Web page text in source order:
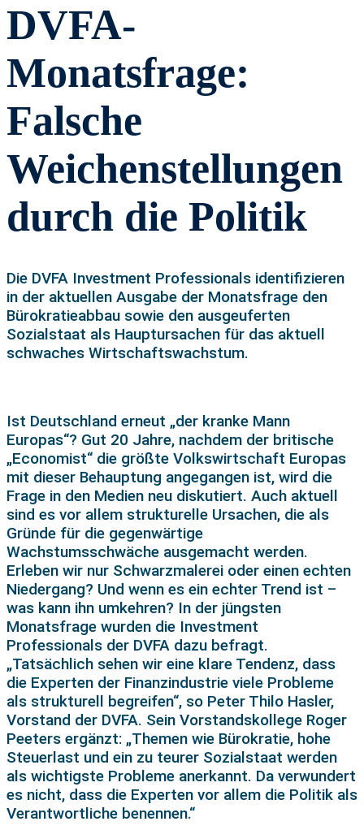
DVFA-
Monatsfrage:
Falsche
Weichenstellungen
durch die Politik
Die DVFA Investment Professionals identifizieren
in der aktuellen Ausgabe der Monatsfrage den
Bürokratieabbau sowie den ausgeuferten
Sozialstaat als Hauptursachen für das aktuell
schwaches Wirtschaftswachstum.
Ist Deutschland erneut „der kranke Mann
Europas“? Gut 20 Jahre, nachdem der britische
„Economist“ die größte Volkswirtschaft Europas
mit dieser Behauptung angegangen ist, wird die
Frage in den Medien neu diskutiert. Auch aktuell
sind es vor allem strukturelle Ursachen, die als
Gründe für die gegenwärtige
Wachstumsschwäche ausgemacht werden.
Erleben wir nur Schwarzmalerei oder einen echten
Niedergang? Und wenn es ein echter Trend ist –
was kann ihn umkehren? In der jüngsten
Monatsfrage wurden die Investment
Professionals der DVFA dazu befragt.
„Tatsächlich sehen wir eine klare Tendenz, dass
die Experten der Finanzindustrie viele Probleme
als strukturell begreifen“, so Peter Thilo Hasler,
Vorstand der DVFA. Sein Vorstandskollege Roger
Peeters ergänzt: „Themen wie Bürokratie, hohe
Steuerlast und ein zu teurer Sozialstaat werden
als wichtigste Probleme anerkannt. Da verwundert
es nicht, dass die Experten vor allem die Politik als
Verantwortliche benennen.“